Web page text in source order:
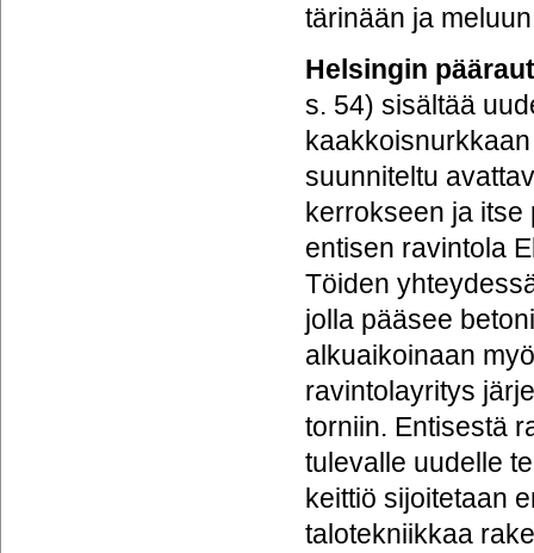
tärinään ja
Helsingin
s. 54) sisältää
suunniteltu
kerrokseen ja
entisen ravintola
Töiden
jolla pääsee
alkuaikoinaan
ravintolayritys
torniin. Entisestä
tulevalle uudelle
keittiö sijoitetaan
talotekniikkaa